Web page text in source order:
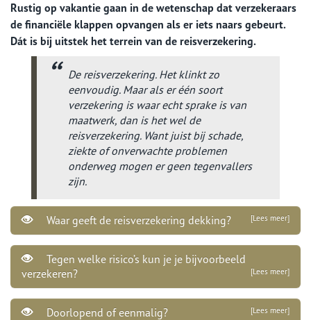
Rustig op vakantie gaan in de wetenschap dat verzekeraars
de financiële klappen opvangen als er iets naars gebeurt.
Dát is bij uitstek het terrein van de reisverzekering.
De reisverzekering. Het klinkt zo
eenvoudig. Maar als er één soort
verzekering is waar echt sprake is van
maatwerk, dan is het wel de
reisverzekering. Want juist bij schade,
ziekte of onverwachte problemen
onderweg mogen er geen tegenvallers
zijn.
Waar geeft de reisverzekering dekking? [Lees meer]
Tegen welke risico’s kun je je bijvoorbeeld
verzekeren?
[Lees meer]
Doorlopend of eenmalig? [Lees meer]